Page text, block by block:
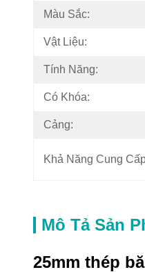
Màu Sắc:
Vật Liệu:
Tính Năng:
Có Khóa:
Cảng:
Khả Năng Cung
Mô Tả Sản
25mm thép